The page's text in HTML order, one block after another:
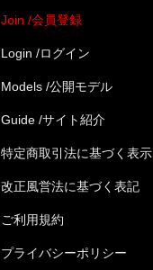
Join /会員登録
Login /ログイン
Models /公開モデル
Guide /サイト紹介
特定商取引法に基づく表示
改正風営法に基づく表記
ご利用規約
プライバシーポリシー